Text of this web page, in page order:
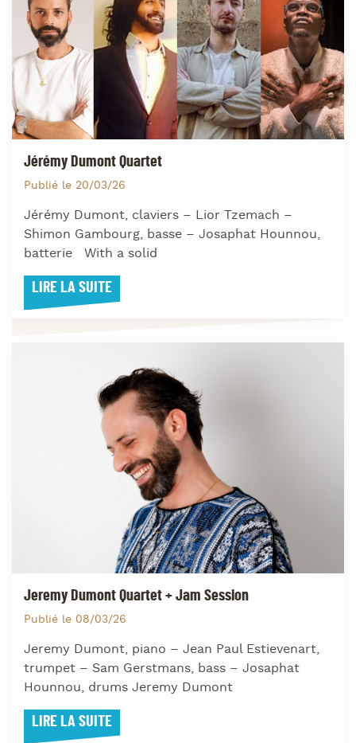
Jérémy Dumont Quartet
Publié le 20/03/26
Jérémy Dumont, claviers – Lior Tzemach –
Shimon Gambourg, basse – Josaphat Hounnou,
batterie With a solid
LIRE LA SUITE
Jeremy Dumont Quartet + Jam Session
Publié le 08/03/26
Jeremy Dumont, piano – Jean Paul Estievenart,
trumpet – Sam Gerstmans, bass – Josaphat
Hounnou, drums Jeremy Dumont
LIRE LA SUITE